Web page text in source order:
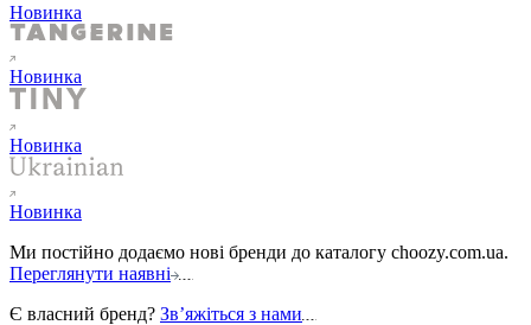
Новинка
Новинка
Новинка
Новинка
Ми постійно додаємо нові бренди до каталогу choozy.com.ua.
Переглянути наявні
Є власний бренд? Звʼяжіться з нами